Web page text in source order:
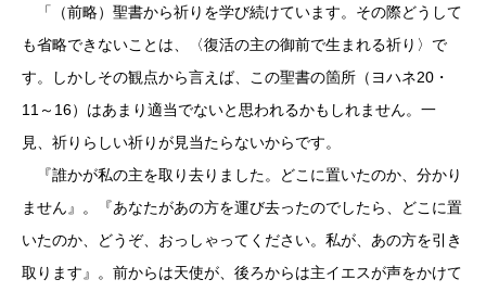
「（前略）聖書から祈りを学び続けています。その際どうして
も省略できないことは、〈復活の主の御前で生まれる祈り〉で
す。しかしその観点から言えば、この聖書の箇所（ヨハネ20・
11～16）はあまり適当でないと思われるかもしれません。一
見、祈りらしい祈りが見当たらないからです。
『誰かが私の主を取り去りました。どこに置いたのか、分かり
ません』。『あなたがあの方を運び去ったのでしたら、どこに置
いたのか、どうぞ、おっしゃってください。私が、あの方を引き
取ります』。前からは天使が、後ろからは主イエスが声をかけて